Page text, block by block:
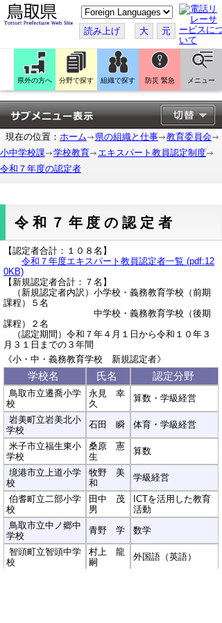
こ
の
ペ
ー
ジ
翻
訳
す
る
読み上げ 大 元
県外の方へ 分野で探す 組織で探す 防災 緊急 メニュー
現在の位置： ホーム 県の組織と仕事
教育委員会
小中学校課
学校教育
エキスパート教員認定制度
令和７年度の認定者
令和７年度の認定者
【認定者合計：１０８名】
令和７年度エキスパート教員認定者一覧 (pdf:12
0KB)
【新規認定者合計：７名】
（新規認定者内訳）小学校・義務教育学校（前期
課程）５名
中学校・義務教育学校（後期
課程）２名
（認定期間）令和７年４月１日から令和１０年３
月３１日までの３年間
《小・中・義務教育学校 新規認定者》
学校名 氏名 認定分野
鳥取市立遷喬小学
校
永見 幸
久
算数・学級経営
岩美町立岩美北小
学校
石田 瞬 体育・学級経営
米子市立福生東小
学校
桑原 憲
生
算数
境港市立上道小学
校
牧野 美
和
学級経営
伯耆町立二部小学
校
田中 茂
男
ICTを活用した教育
活動
鳥取市立中ノ郷中
学校
青野 学 数学
智頭町立智頭中学
校
村上 龍
嗣
外国語（英語）